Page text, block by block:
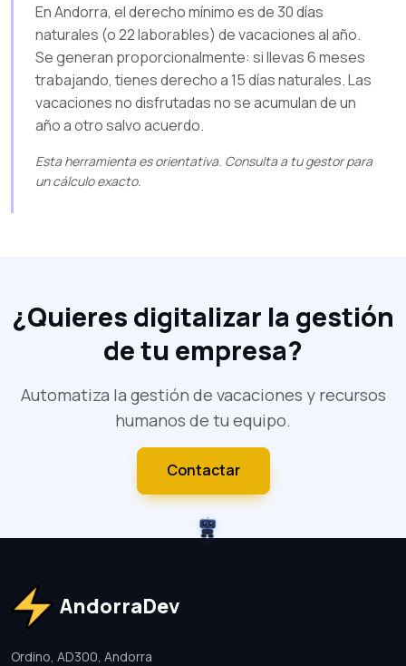
En Andorra, el derecho mínimo es de 30 días
naturales (o 22 laborables) de vacaciones al año.
Se generan proporcionalmente: si llevas 6 meses
trabajando, tienes derecho a 15 días naturales. Las
vacaciones no disfrutadas no se acumulan de un
año a otro salvo acuerdo.
Esta herramienta es orientativa. Consulta a tu gestor para
un cálculo exacto.
¿Quieres digitalizar la gestión
de tu empresa?
Automatiza la gestión de vacaciones y recursos
humanos de tu equipo.
Contactar
AndorraDev
Ordino, AD300, Andorra